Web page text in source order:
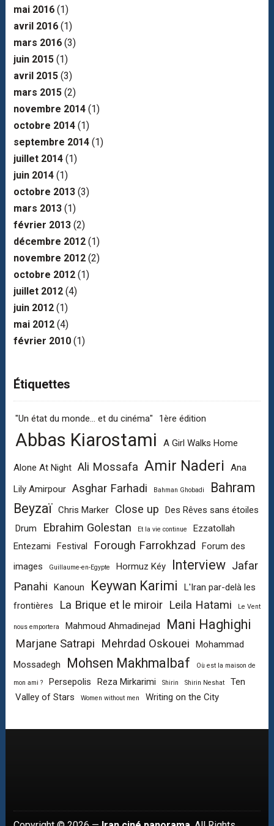
mai 2016(1)
avril 2016(1)
mars 2016(3)
juin 2015(1)
avril 2015(3)
mars 2015(2)
novembre 2014(1)
octobre 2014(1)
septembre 2014(1)
juillet 2014(1)
juin 2014(1)
octobre 2013(3)
mars 2013(1)
février 2013(2)
décembre 2012(1)
novembre 2012(2)
octobre 2012(1)
juillet 2012(4)
juin 2012(1)
mai 2012(4)
février 2010(1)
Étiquettes
"Un état du monde... et du cinéma" 1ère édition
Abbas Kiarostami A Girl Walks Home
Alone At Night Ali Mossafa Amir Naderi
Ana
Lily Amirpour Asghar Farhadi Bahman Ghobadi
Bahram
Beyzaï Chris Marker Close up
Des Rêves sans étoiles
Drum
Ebrahim Golestan Et la vie continue
Ezzatollah
Entezami
Festival Forough Farrokhzad
Forum des
images
Guillaume-en-Egypte Hormuz Kéy Interview Jafar
Panahi
Kanoun Keywan Karimi
L'Iran par-delà les
frontières
La Brique et le miroir Leila Hatami Le Vent
nous emportera Mahmoud Ahmadinejad Mani Haghighi
Marjane Satrapi Mehrdad Oskouei
Mohammad
Mossadegh
Mohsen Makhmalbaf Où est la maison de
mon ami ? Persepolis Reza Mirkarimi Shirin Shirin Neshat
Ten
Valley of Stars
Women without men Writing on the City